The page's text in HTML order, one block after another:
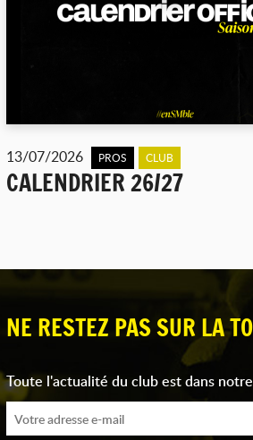
13/07/2026 PROS CLUB
CALENDRIER 26/27
NE RESTEZ PAS SUR LA
Toute l'actualité du club est dans